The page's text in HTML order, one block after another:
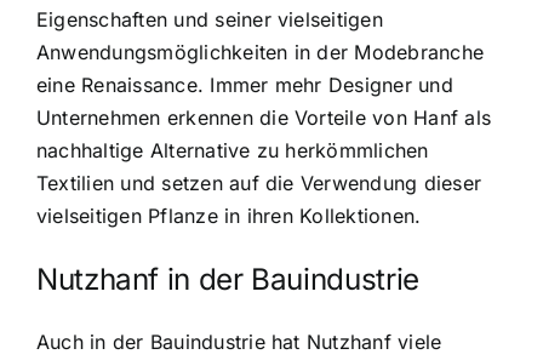
Eigenschaften und seiner vielseitigen
Anwendungsmöglichkeiten in der Modebranche
eine Renaissance. Immer mehr Designer und
Unternehmen erkennen die Vorteile von Hanf als
nachhaltige Alternative zu herkömmlichen
Textilien und setzen auf die Verwendung dieser
vielseitigen Pflanze in ihren Kollektionen.
Nutzhanf in der Bauindustrie
Auch in der Bauindustrie hat Nutzhanf viele